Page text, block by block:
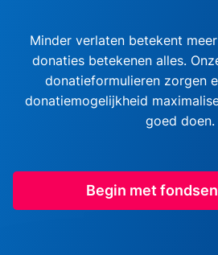
Minder verlaten betekent
donaties betekenen alles.
donatieformulieren zorgen
donatiemogelijkheid
goed doen.
Begin met